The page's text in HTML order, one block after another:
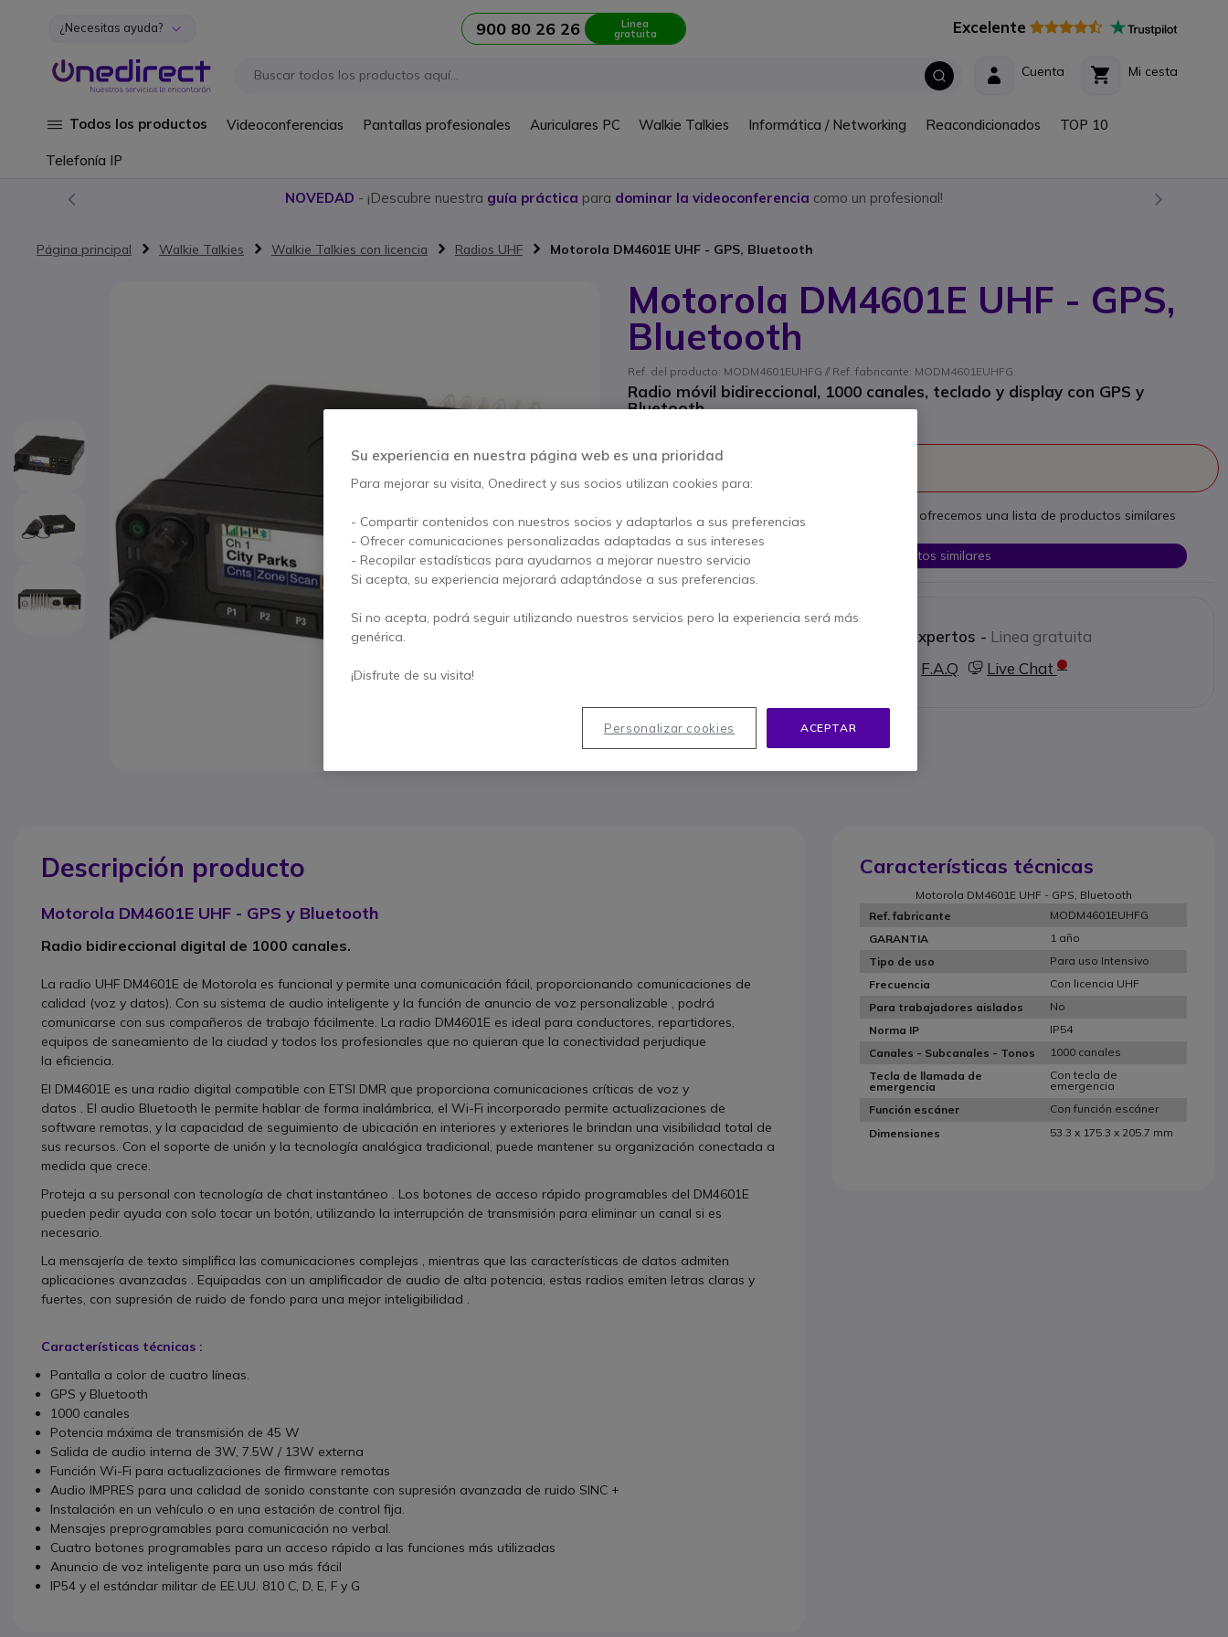
Ir al contenido
¿Necesitas ayuda? 900 80 26 26 Linea
gratuita Excelente
Mi cesta
Cuenta
Todos los productos Videoconferencias Pantallas profesionales Auriculares PC Walkie Talkies Informática / Networking Reacondicionados TOP 10
Telefonía IP
NOVEDAD - ¡Descubre nuestra guía práctica para dominar la videoconferencia como un profesional!
Página principal Walkie Talkies Walkie Talkies con licencia Radios UHF Motorola DM4601E UHF - GPS, Bluetooth
Motorola DM4601E UHF - GPS,
Bluetooth
Ref. del producto: MODM4601EUHFG // Ref. fabricante: MODM4601EUHFG
Radio móvil bidireccional, 1000 canales, teclado y display con GPS y
Bluetooth
Para satisfacer mejor sus necesidades, le ofrecemos una lista de productos similares
Ver productos similares
Contacte a nuestros expertos - Linea gratuita
F.A.Q Live Chat
Descripción producto
Motorola DM4601E UHF - GPS y Bluetooth
Radio bidireccional digital de 1000 canales.
La radio UHF DM4601E de Motorola es funcional y permite una comunicación fácil, proporcionando comunicaciones de
calidad (voz y datos). Con su sistema de audio inteligente y la función de anuncio de voz personalizable , podrá
comunicarse con sus compañeros de trabajo fácilmente. La radio DM4601E es ideal para conductores, repartidores,
equipos de saneamiento de la ciudad y todos los profesionales que no quieran que la conectividad perjudique
la eficiencia.
El DM4601E es una radio digital compatible con ETSI DMR que proporciona comunicaciones críticas de voz y
datos . El audio Bluetooth le permite hablar de forma inalámbrica, el Wi-Fi incorporado permite actualizaciones de
software remotas, y la capacidad de seguimiento de ubicación en interiores y exteriores le brindan una visibilidad total de
sus recursos. Con el soporte de unión y la tecnología analógica tradicional, puede mantener su organización conectada a
medida que crece.
Proteja a su personal con tecnología de chat instantáneo . Los botones de acceso rápido programables del DM4601E
pueden pedir ayuda con solo tocar un botón, utilizando la interrupción de transmisión para eliminar un canal si es
necesario.
La mensajería de texto simplifica las comunicaciones complejas , mientras que las características de datos admiten
aplicaciones avanzadas . Equipadas con un amplificador de audio de alta potencia, estas radios emiten letras claras y
fuertes, con supresión de ruido de fondo para una mejor inteligibilidad .
Características técnicas :
Pantalla a color de cuatro líneas.
GPS y Bluetooth
1000 canales
Potencia máxima de transmisión de 45 W
Salida de audio interna de 3W, 7.5W / 13W externa
Función Wi-Fi para actualizaciones de firmware remotas
Audio IMPRES para una calidad de sonido constante con supresión avanzada de ruido SINC +
Instalación en un vehículo o en una estación de control fija.
Mensajes preprogramables para comunicación no verbal.
Cuatro botones programables para un acceso rápido a las funciones más utilizadas
Anuncio de voz inteligente para un uso más fácil
IP54 y el estándar militar de EE.UU. 810 C, D, E, F y G
Características técnicas
Motorola DM4601E UHF - GPS, Bluetooth
Ref. fabricante
MODM4601EUHFG
GARANTIA
1 año
Tipo de uso
Para uso Intensivo
Frecuencia
Con licencia UHF
Para trabajadores aislados
No
Norma IP
IP54
Canales - Subcanales - Tonos
1000 canales
Tecla de llamada de
emergencia
Con tecla de
emergencia
Función escáner
Con función escáner
Dimensiones
53.3 x 175.3 x 205.7 mm
Su experiencia en nuestra página web es una prioridad
Para mejorar su visita, Onedirect y sus socios utilizan cookies para:
- Compartir contenidos con nuestros socios y adaptarlos a sus preferencias
- Ofrecer comunicaciones personalizadas adaptadas a sus intereses
- Recopilar estadísticas para ayudarnos a mejorar nuestro servicio
Si acepta, su experiencia mejorará adaptándose a sus preferencias.
Si no acepta, podrá seguir utilizando nuestros servicios pero la experiencia será más
genérica.
¡Disfrute de su visita!
ACEPTAR
Personalizar cookies